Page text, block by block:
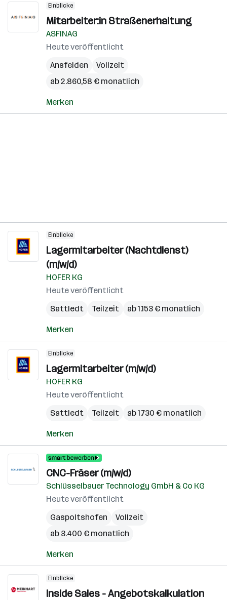
Einblicke
Mitarbeiter:in Straßenerhaltung
ASFINAG
Heute veröffentlicht
Ansfelden
Vollzeit
ab 2.860,58 € monatlich
Merken
Einblicke
Lagermitarbeiter (Nachtdienst)
(m/w/d)
HOFER KG
Heute veröffentlicht
Sattledt
Teilzeit ab 1.153 € monatlich
Merken
Einblicke
Lagermitarbeiter (m/w/d)
HOFER KG
Heute veröffentlicht
Sattledt
Teilzeit ab 1.730 € monatlich
Merken
CNC-Fräser (m/w/d)
Schlüsselbauer Technology GmbH & Co KG
Heute veröffentlicht
Gaspoltshofen
Vollzeit
ab 3.400 € monatlich
Merken
Einblicke
Inside Sales - Angebotskalkulation